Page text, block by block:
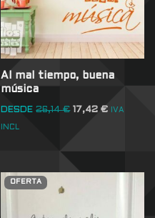
Al mal tiempo, buena
música
DESDE 26,14€ 17,42€ IVA
INCL
OFERTA